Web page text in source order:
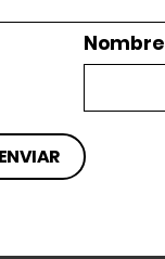
Nombre